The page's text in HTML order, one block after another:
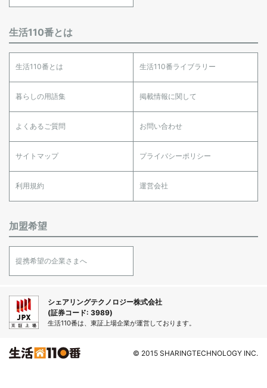
生活110番とは
生活110番とは 生活110番ライブラリー
暮らしの用語集 掲載情報に関して
よくあるご質問 お問い合わせ
サイトマップ プライバシーポリシー
利用規約 運営会社
加盟希望
提携希望の企業さまへ
シェアリングテクノロジー株式会社
(証券コード: 3989)
生活110番は、東証上場企業が運営しております。
© 2015 SHARINGTECHNOLOGY INC.